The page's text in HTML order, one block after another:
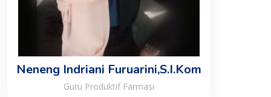
Neneng Indriani Furuarini,S.I.Kom
Guru Produktif Farmasi